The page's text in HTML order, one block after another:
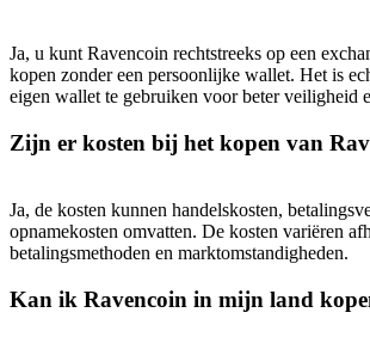
Ja, u kunt Ravencoin rechtstreeks op een
kopen zonder een persoonlijke wallet. Het is
eigen wallet te gebruiken voor beter veiligheid
Zijn er kosten bij het kopen van
Ja, de kosten kunnen handelskosten,
opnamekosten omvatten. De kosten variëren
betalingsmethoden en marktomstandigheden.
Kan ik Ravencoin in mijn land